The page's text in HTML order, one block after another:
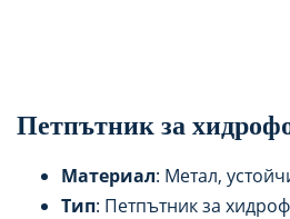
Петпътник за
Материал: Метал,
Тип: Петпътник за